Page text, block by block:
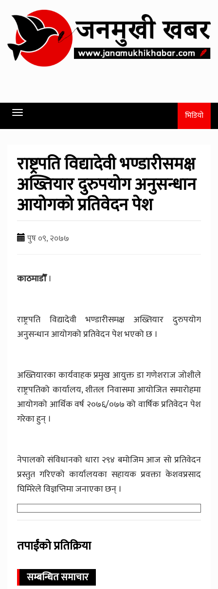
Toggle
navigation
भिडियो
राष्ट्रपति विद्यादेवी भण्डारीसमक्ष
अख्तियार दुरुपयोग अनुसन्धान
आयोगको प्रतिवेदन पेश
पुष ०९, २०७७
काठमाडौँ।
राष्ट्रपति विद्यादेवी भण्डारीसमक्ष अख्तियार दुरुपयोग
अनुसन्धान आयोगको प्रतिवेदन पेश भएको छ ।
अख्तियारका कार्यवाहक प्रमुख आयुक्त डा गणेशराज जोशीले
राष्ट्रपतिको कार्यालय, शीतल निवासमा आयोजित समारोहमा
आयोगको आर्थिक वर्ष २०७६/०७७ को वार्षिक प्रतिवेदन पेश
गरेका हुन् ।
नेपालको संविधानको धारा २९४ बमोजिम आज सो प्रतिवेदन
प्रस्तुत गरिएको कार्यालयका सहायक प्रवक्ता केशवप्रसाद
घिमिरेले विज्ञप्तिमा जनाएका छन् ।
तपाईंको प्रतिक्रिया
सम्बन्धित समाचार